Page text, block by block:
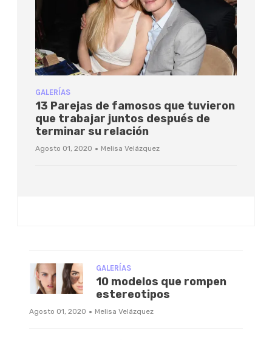
GALERÍAS
13 Parejas de famosos que tuvieron
que trabajar juntos después de
terminar su relación
Agosto 01, 2020 · Melisa Velázquez
GALERÍAS
10 modelos que rompen
estereotipos
Agosto 01, 2020 · Melisa Velázquez